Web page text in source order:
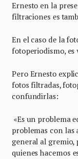
Ernesto en la
filtraciones es
En el caso de la
fotoperiodismo, es
Pero Ernesto
fotos filtradas,
confundirlas:
«Es un problema
problemas con las
general al gremio,
quienes hacemos